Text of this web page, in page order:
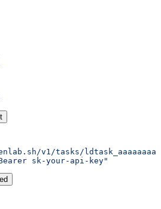
v1/tasks/
sk-your-api-key"